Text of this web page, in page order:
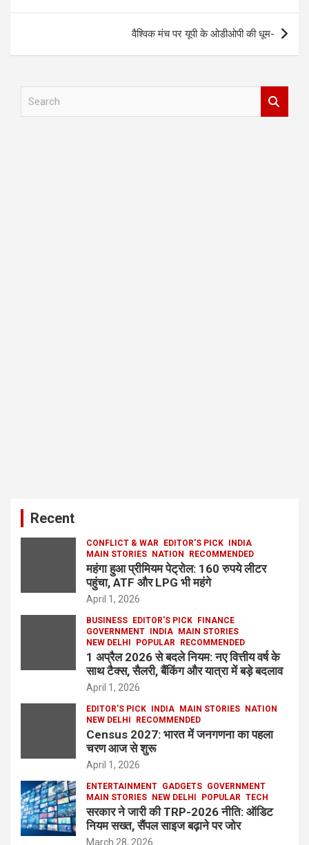
वैश्विक मंच पर यूपी के ओडीओपी की धूम-
Recent
CONFLICT & WAR EDITOR'S PICK
INDIA
MAIN STORIES
NATION RECOMMENDED
महंगा हुआ प्रीमियम पेट्रोल: 160 रुपये लीटर
पहुंचा, ATF और LPG भी महंगे
April 1, 2026
BUSINESS EDITOR'S PICK
FINANCE
GOVERNMENT
INDIA
MAIN STORIES
NEW DELHI
POPULAR RECOMMENDED
1 अप्रैल 2026 से बदले नियम: नए वित्तीय वर्ष के
साथ टैक्स, सैलरी, बैंकिंग और यात्रा में बड़े बदलाव
April 1, 2026
EDITOR'S PICK INDIA MAIN STORIES
NATION
NEW DELHI
RECOMMENDED
Census 2027: भारत में जनगणना का पहला
चरण आज से शुरू
April 1, 2026
ENTERTAINMENT GADGETS GOVERNMENT
MAIN STORIES
NEW DELHI POPULAR TECH
सरकार ने जारी की TRP-2026 नीति: ऑडिट
नियम सख्त, सैंपल साइज बढ़ाने पर जोर
March 28, 2026